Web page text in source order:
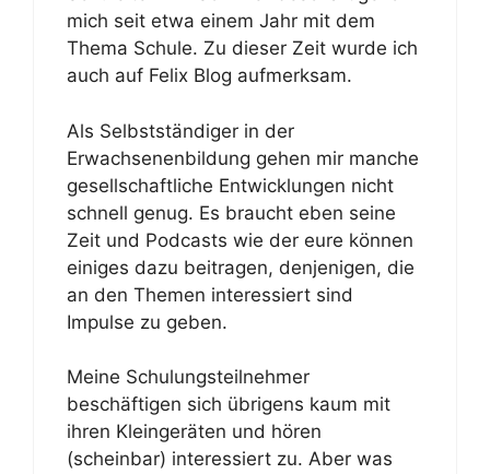
mich seit etwa einem Jahr mit dem
Thema Schule. Zu dieser Zeit wurde ich
auch auf Felix Blog aufmerksam.
Als Selbstständiger in der
Erwachsenenbildung gehen mir manche
gesellschaftliche Entwicklungen nicht
schnell genug. Es braucht eben seine
Zeit und Podcasts wie der eure können
einiges dazu beitragen, denjenigen, die
an den Themen interessiert sind
Impulse zu geben.
Meine Schulungsteilnehmer
beschäftigen sich übrigens kaum mit
ihren Kleingeräten und hören
(scheinbar) interessiert zu. Aber was